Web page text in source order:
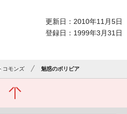
更新日：2010年11月5日
登録日：1999年3月31日
コモンズ 魅惑のボリビア